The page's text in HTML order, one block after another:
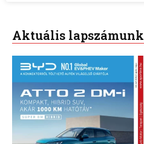
Aktuális lapszámunk